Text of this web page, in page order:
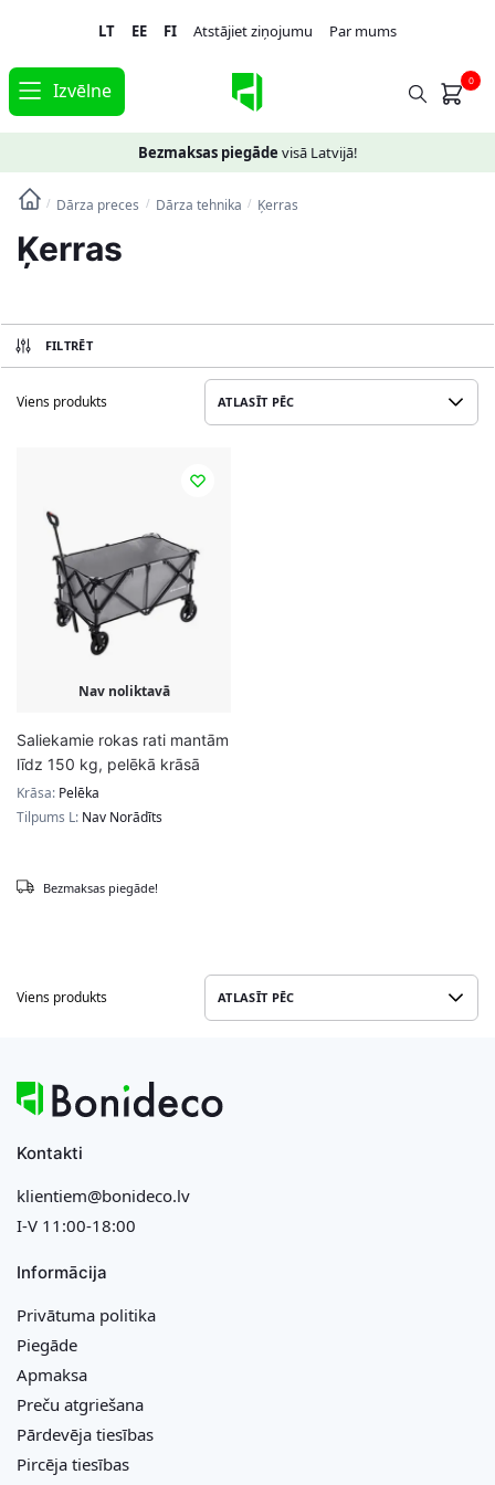
navigation
content
LT EE FI Atstājiet ziņojumu Par mums
Izvēlne 0
Bezmaksas piegāde visā Latvijā!
/ Dārza preces / Dārza tehnika / Ķerras
Ķerras
FILTRĒT
Viens produkts
Nav noliktavā
Saliekamie rokas rati mantām
līdz 150 kg, pelēkā krāsā
Krāsa: Pelēka
Tilpums L: Nav Norādīts
Bezmaksas piegāde!
Viens produkts
Kontakti
klientiem@bonideco.lv
I-V 11:00-18:00
Informācija
Privātuma politika
Piegāde
Apmaksa
Preču atgriešana
Pārdevēja tiesības
Pircēja tiesības